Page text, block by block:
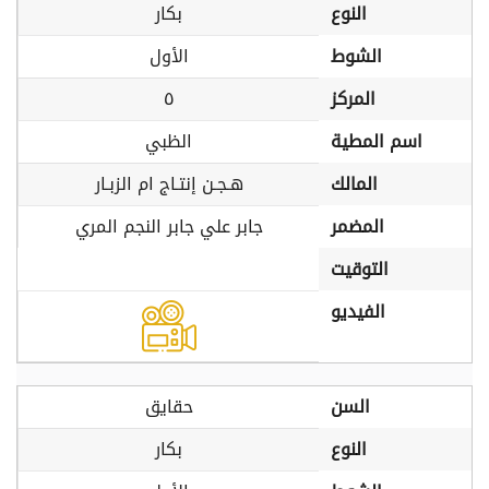
النوع
بكار
الشوط
الأول
المركز
٥
اسم المطية
الظبي
المالك
هـجـن إنتـاج ام الزبـار
المضمر
جابر علي جابر النجم المري
التوقيت
الفيديو
السن
حقايق
النوع
بكار